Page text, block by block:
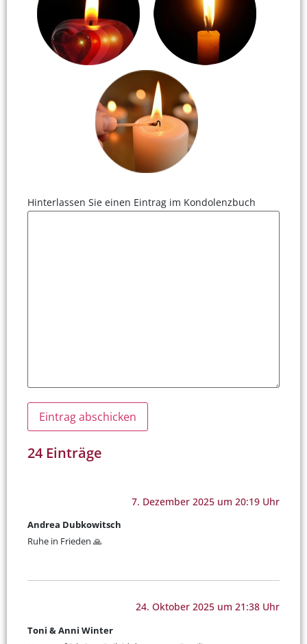
Hinterlassen Sie einen Eintrag im Kondolenzbuch
24 Einträge
7. Dezember 2025 um 20:19 Uhr
Andrea Dubkowitsch
Ruhe in Frieden 🙏
24. Oktober 2025 um 21:38 Uhr
Toni & Anni Winter